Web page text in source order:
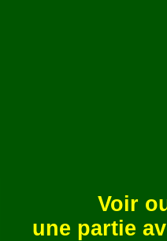
Voir
une partie